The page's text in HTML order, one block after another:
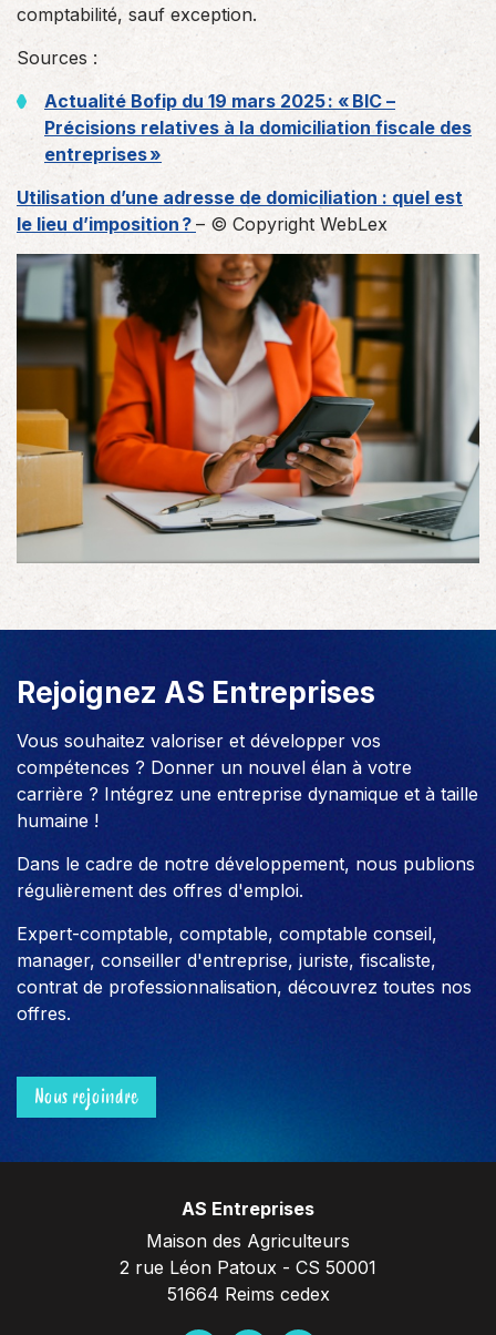
comptabilité, sauf exception.
Sources :
Actualité Bofip du 19 mars 2025 : « BIC –
Précisions relatives à la domiciliation fiscale des
entreprises »
Utilisation d’une adresse de domiciliation : quel est
le lieu d’imposition ? – © Copyright WebLex
Rejoignez AS Entreprises
Vous souhaitez valoriser et développer vos
compétences ? Donner un nouvel élan à votre
carrière ? Intégrez une entreprise dynamique et à taille
humaine !
Dans le cadre de notre développement, nous publions
régulièrement des offres d'emploi.
Expert-comptable, comptable, comptable conseil,
manager, conseiller d'entreprise, juriste, fiscaliste,
contrat de professionnalisation, découvrez toutes nos
offres.
Nous rejoindre
AS Entreprises
Maison des Agriculteurs
2 rue Léon Patoux - CS 50001
51664 Reims cedex